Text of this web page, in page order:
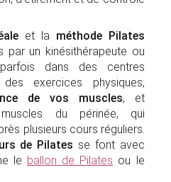
et la méthode Pilates
par un kinésithérapeute ou
dans des centres
exercices physiques,
de vos muscles, et
du périnée, qui
plusieurs cours réguliers.
de Pilates se font avec
le ballon de Pilates ou le